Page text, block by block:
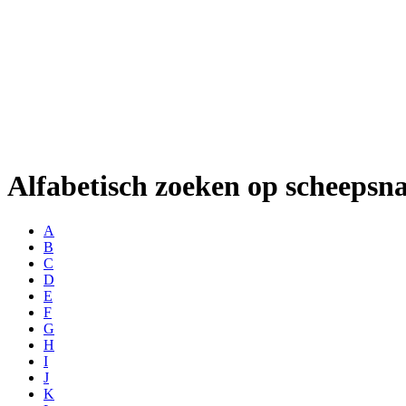
Alfabetisch zoeken op
A
B
C
D
E
F
G
H
I
J
K